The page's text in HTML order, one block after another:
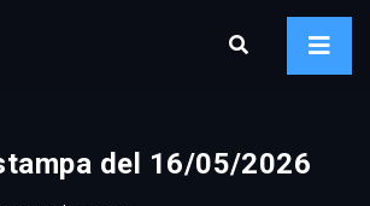
del 16/05/2026